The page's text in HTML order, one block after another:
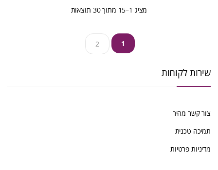
מציג 1–15 מתוך 30 תוצאות ממוין
1
2
שירות לקוחות
צור קשר מהיר
תמיכה טכנית
מדיניות פרטיות